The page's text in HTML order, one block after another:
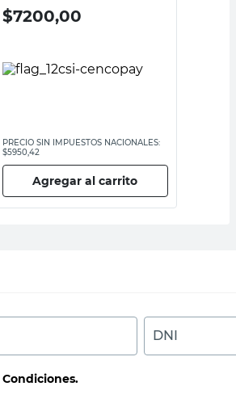
$7200,00
PRECIO SIN IMPUESTOS NACIONALES:
$5950,42
Agregar al carrito
DNI